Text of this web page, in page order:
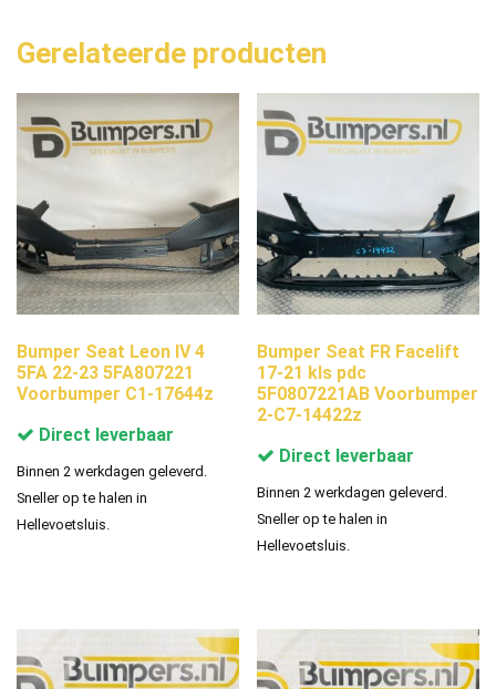
Gerelateerde producten
Bumper Seat Leon IV 4
5FA 22-23 5FA807221
Voorbumper C1-17644z
Direct leverbaar
Binnen 2 werkdagen geleverd.
Sneller op te halen in
Hellevoetsluis.
Bumper Seat FR Facelift
17-21 kls pdc
5F0807221AB Voorbumper
2-C7-14422z
Direct leverbaar
Binnen 2 werkdagen geleverd.
Sneller op te halen in
Hellevoetsluis.